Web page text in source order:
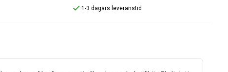
1-3 dagars leveranstid